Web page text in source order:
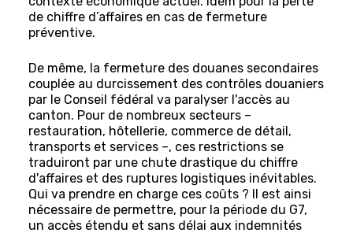
de chiffre d’affaires en cas de fermeture
préventive.
De même, la fermeture des douanes secondaires
couplée au durcissement des contrôles douaniers
par le Conseil fédéral va paralyser l'accès au
canton. Pour de nombreux secteurs –
restauration, hôtellerie, commerce de détail,
transports et services –, ces restrictions se
traduiront par une chute drastique du chiffre
d'affaires et des ruptures logistiques inévitables.
Qui va prendre en charge ces coûts ? Il est ainsi
nécessaire de permettre, pour la période du G7,
un accès étendu et sans délai aux indemnités